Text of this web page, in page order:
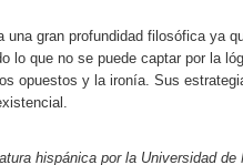
gran profundidad filosófica ya
lo que no se puede captar por la
opuestos y la ironía. Sus
hispánica por la Universidad